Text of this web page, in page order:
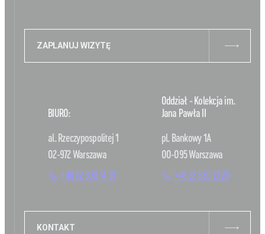
ZAPLANUJ WIZYTĘ
BIURO:
al. Rzeczypospolitej 1
02-972 Warszawa
+48 22 308 14 91
Oddział - Kolekcja im.
Jana Pawła II
pl. Bankowy 1A
00-095 Warszawa
+48 22 620 27 25
KONTAKT